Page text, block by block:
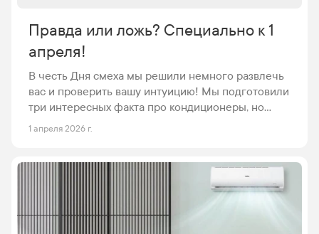
Правда или ложь? Специально к 1
апреля!
В честь Дня смеха мы решили немного развлечь
вас и проверить вашу интуицию! Мы подготовили
три интересных факта про кондиционеры, но
один из них — вымысел. Ваша задача — угадать,
1 апреля 2026 г.